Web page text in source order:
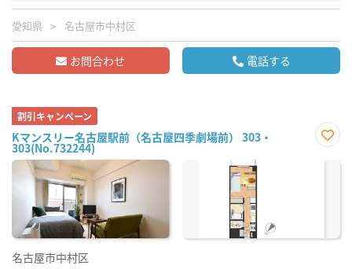
愛知県 名古屋市中村区
お問合わせ 電話する
割引キャンペーン
Kマンスリー名古屋駅前（名古屋四季劇場前） 303・
303(No.732244)
に入
名古屋市中村区